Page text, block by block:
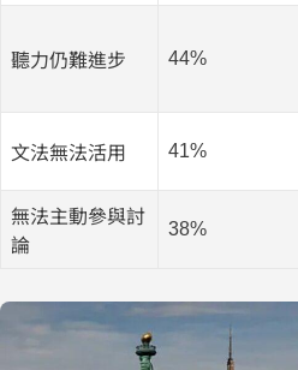
聽力仍難進步 44%
文法無法活用 41%
無法主動參與討
論
38%